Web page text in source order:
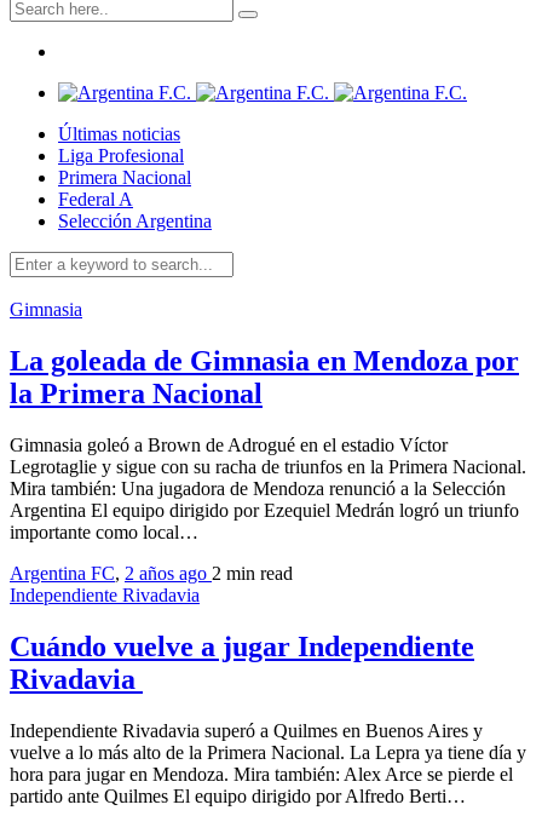
Últimas noticias
Liga Profesional
Primera Nacional
Federal A
Selección Argentina
Gimnasia
La goleada de Gimnasia en Mendoza por
la Primera Nacional
Gimnasia goleó a Brown de Adrogué en el estadio Víctor
Legrotaglie y sigue con su racha de triunfos en la Primera Nacional.
Mira también: Una jugadora de Mendoza renunció a la Selección
Argentina El equipo dirigido por Ezequiel Medrán logró un triunfo
importante como local…
Argentina FC, 2 años ago 2 min read
Independiente Rivadavia
Cuándo vuelve a jugar Independiente
Rivadavia
Independiente Rivadavia superó a Quilmes en Buenos Aires y
vuelve a lo más alto de la Primera Nacional. La Lepra ya tiene día y
hora para jugar en Mendoza. Mira también: Alex Arce se pierde el
partido ante Quilmes El equipo dirigido por Alfredo Berti…